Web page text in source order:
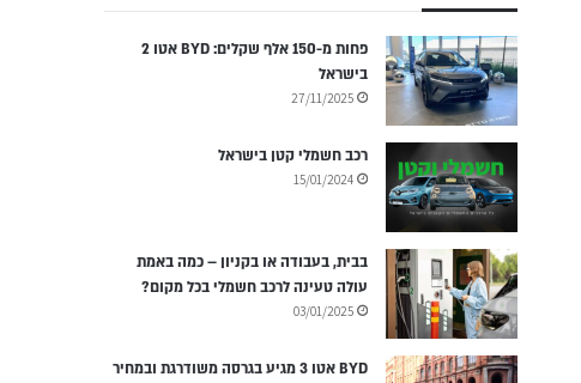
פחות מ-150 אלף שקלים: BYD אטו 2
בישראל
27/11/2025
רכב חשמלי קטן בישראל
15/01/2024
בבית, בעבודה או בקניון – כמה באמת
עולה טעינה לרכב חשמלי בכל מקום?
03/01/2025
BYD אטו 3 מגיע בגרסה משודרגת ובמחיר